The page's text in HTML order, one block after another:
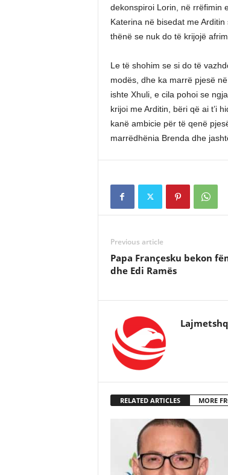
dekonspiroi Lorin, në rrëfimin
Katerina në bisedat me
thënë se nuk do të krijojë
Le të shohim se si do të
modës, dhe ka marrë pjesë
ishte Xhuli, e cila pohoi se
krijoi me Arditin, bëri që ai t’i
kanë ambicie për të qenë
marrëdhënia Brenda dhe
Previous article
Papa Françesku bekon
dhe Edi Ramës
RELATED ARTICLES MORE